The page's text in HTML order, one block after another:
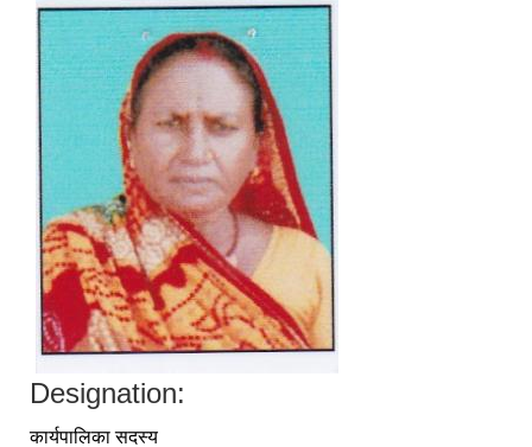
Designation:
कार्यपालिका सदस्य